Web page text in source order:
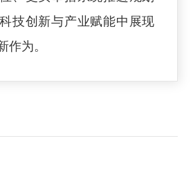
技创新与产业赋能中展现
作为。